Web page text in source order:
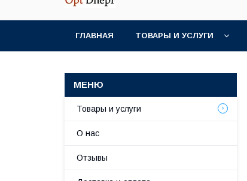
ГЛАВНАЯ ТОВАРЫ И УСЛУГИ
Товары и услуги
О нас
Отзывы